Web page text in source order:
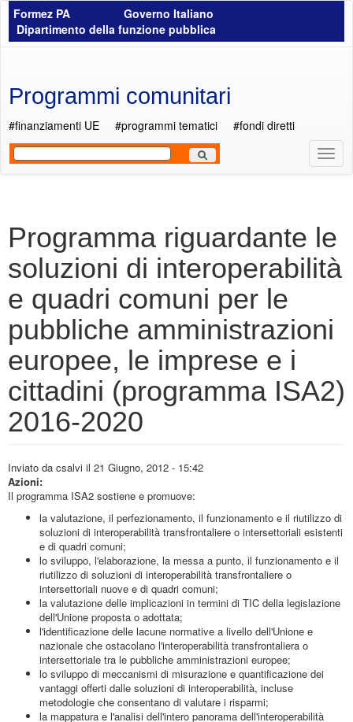
Salta al contenuto principale
Formez PA
Governo Italiano
Dipartimento della funzione pubblica
Programmi comunitari
#finanziamenti UE #programmi tematici
#fondi diretti
Menù
Programma riguardante le
soluzioni di interoperabilità
e quadri comuni per le
pubbliche amministrazioni
europee, le imprese e i
cittadini (programma ISA2)
2016-2020
Inviato da csalvi il 21 Giugno, 2012 - 15:42
Azioni:
Il programma ISA2 sostiene e promuove:
la valutazione, il perfezionamento, il funzionamento e il riutilizzo di
soluzioni di interoperabilità transfrontaliere o intersettoriali esistenti
e di quadri comuni;
lo sviluppo, l'elaborazione, la messa a punto, il funzionamento e il
riutilizzo di soluzioni di interoperabilità transfrontaliere o
intersettoriali nuove e di quadri comuni;
la valutazione delle implicazioni in termini di TIC della legislazione
dell'Unione proposta o adottata;
l'identificazione delle lacune normative a livello dell'Unione e
nazionale che ostacolano l'interoperabilità transfrontaliera o
intersettoriale tra le pubbliche amministrazioni europee;
lo sviluppo di meccanismi di misurazione e quantificazione dei
vantaggi offerti dalle soluzioni di interoperabilità, incluse
metodologie che consentano di valutare i risparmi;
la mappatura e l'analisi dell'intero panorama dell'interoperabilità